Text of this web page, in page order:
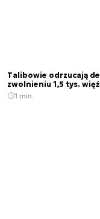
Talibowie odrzucają
zwolnieniu 1,5 tys.
1 min.